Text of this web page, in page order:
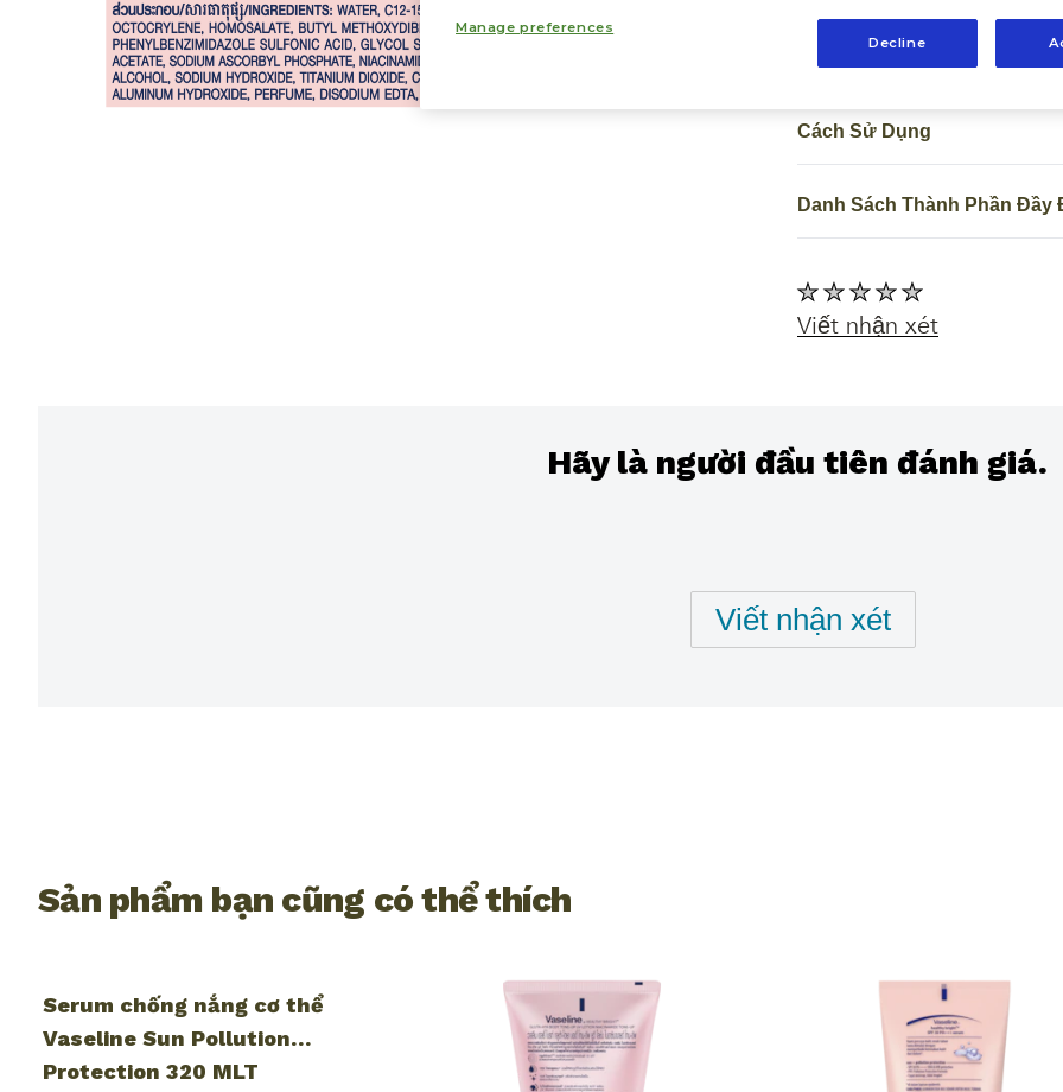
thẩm thấu nhanh vào da
Cách Sử Dụng
Danh Sách Thành Phần Đầy
Không
có
được
gửi
Viết nhận xét
Hãy là người đầu tiên đánh giá.
Viết nhận xét
Sản phẩm bạn cũng có thể thích
Serum chống nắng cơ thể
Vaseline Sun Pollution
Protection 320 MLT
Manage preferences
Decline